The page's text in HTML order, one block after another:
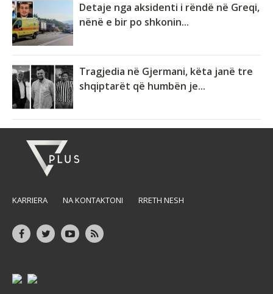
Detaje nga aksidenti i rëndë në Greqi,
nënë e bir po shkonin...
Tragjedia në Gjermani, këta janë tre
shqiptarët që humbën je...
KARRIERA NA KONTAKTONI RRETH NESH